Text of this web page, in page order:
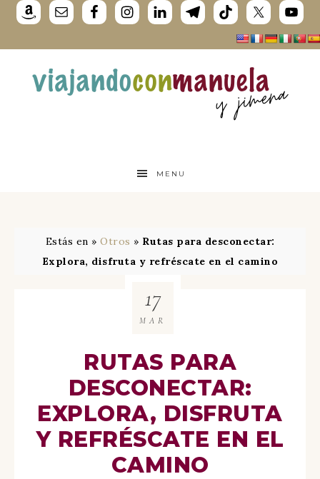
MENU
Estás en » Otros » Rutas para desconectar:
Explora, disfruta y refréscate en el camino
RUTAS PARA
DESCONECTAR:
EXPLORA, DISFRUTA
Y REFRÉSCATE EN EL
CAMINO
17
MAR